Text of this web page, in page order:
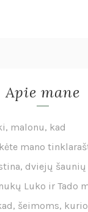
Apie mane
malonu, kad
mano
dviejų šaunių
Luko ir Tado
šeimoms,